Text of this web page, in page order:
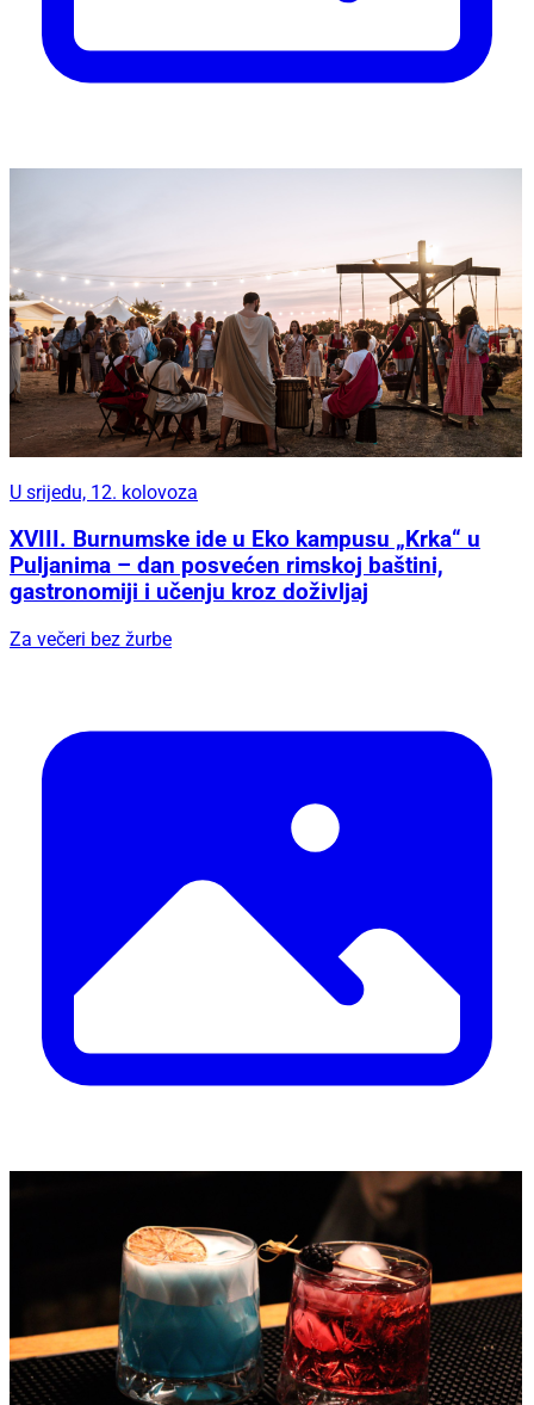
U srijedu, 12. kolovoza
XVIII. Burnumske ide u Eko kampusu „Krka“ u
Puljanima – dan posvećen rimskoj baštini,
gastronomiji i učenju kroz doživljaj
Za večeri bez žurbe